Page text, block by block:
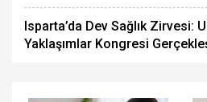
Isparta’da Dev Sağlık Zirvesi:
Yaklaşımlar Kongresi